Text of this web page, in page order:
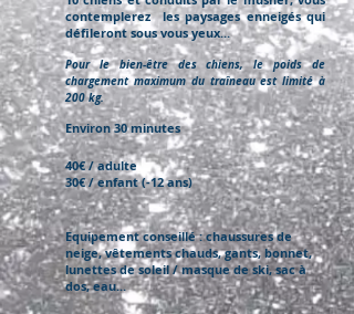
contemplerez les paysages enneigés qui
défileront sous vous yeux...
Pour le bien-être des chiens, le poids de
chargement maximum du traîneau est limité à
200 kg.
Environ 30 minutes
40€ / adulte
30€ / enfant (-12 ans)
Equipement conseillé : chaussures de
neige, vêtements chauds, gants, bonnet,
lunettes de soleil / masque de ski, sac à
dos, eau...